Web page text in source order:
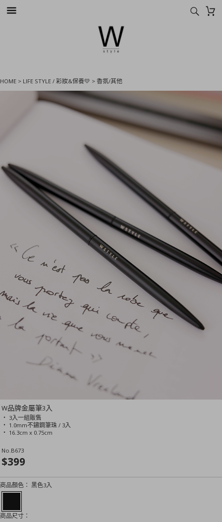
HOME > LIFE STYLE / 彩妝&保養💛 >香氛/其他
W品牌金屬筆3入
‧ 3入一組販售
‧ 1.0mm不鏽鋼筆珠 / 3入
‧ 16.3cm x 0.75cm
No.B673
$399
商品顏色： 黑色3入
商品尺寸：